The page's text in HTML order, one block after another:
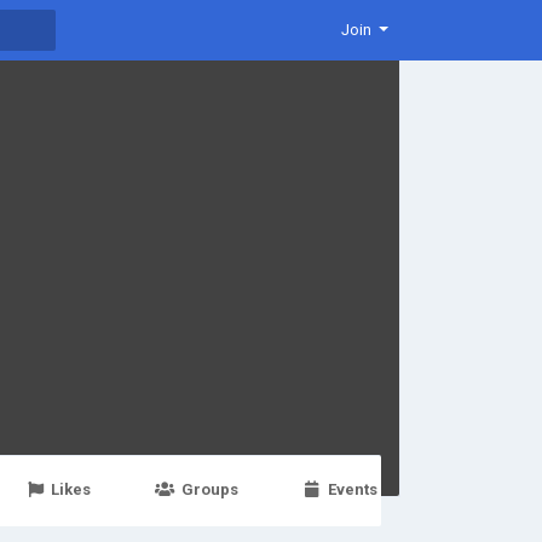
Join
Likes Groups Events